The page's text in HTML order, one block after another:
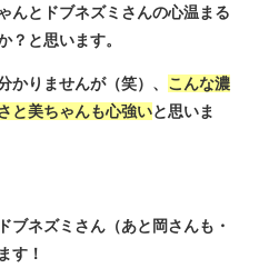
んとドブネズミさんの心温まる
？と思います。
かりませんが（笑）、 こんな濃
と美ちゃんも心強いと思いま
ブネズミさん（あと岡さんも・
す！